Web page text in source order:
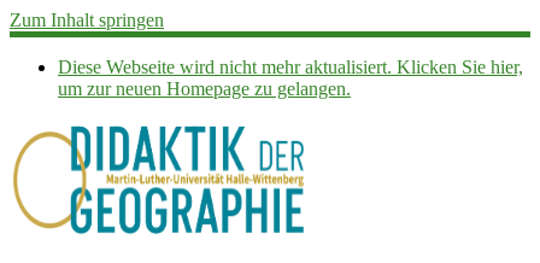
Zum Inhalt springen
Diese Webseite wird nicht mehr aktualisiert. Klicken Sie hier,
um zur neuen Homepage zu gelangen.